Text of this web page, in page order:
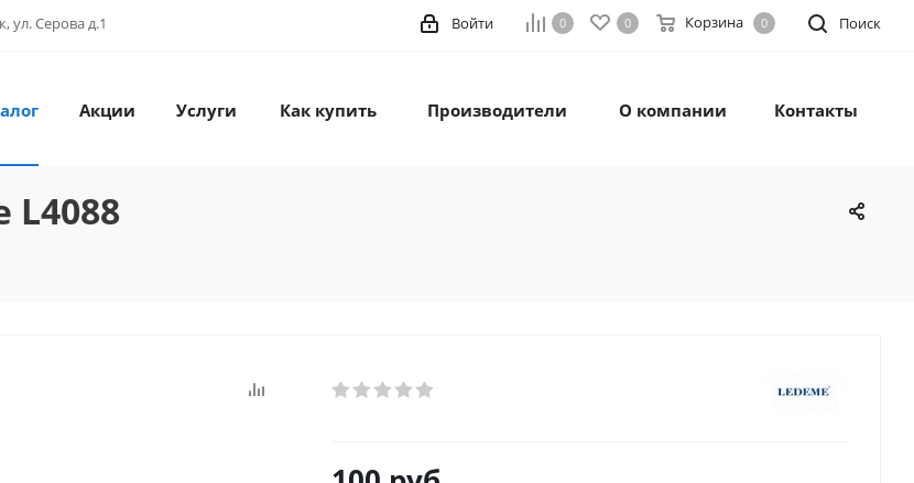
ул. Серова д.1 Поиск
0 0 Корзина 0
Войти
Акции Услуги Как купить Производители О компании Контакты
L4088